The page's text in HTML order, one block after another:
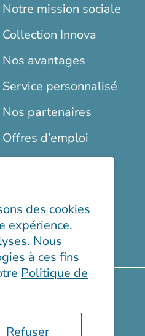
des cookies
expérience,
Nous
à ces fins
Politique de
Refuser
Notre mission sociale
Collection Innova
Nos avantages
Service personnalisé
Nos partenaires
Offres d’emploi